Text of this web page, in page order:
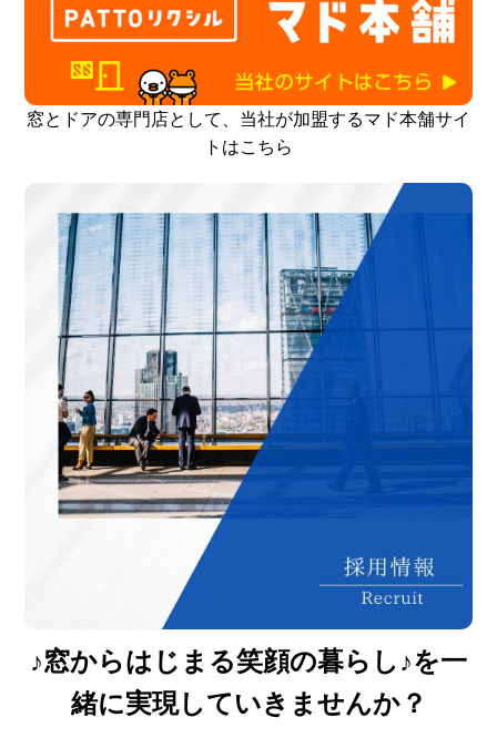
窓とドアの専門店として、当社が加盟するマド本舗サイ
トはこちら
♪窓からはじまる笑顔の暮らし♪を一
緒に実現していきませんか？